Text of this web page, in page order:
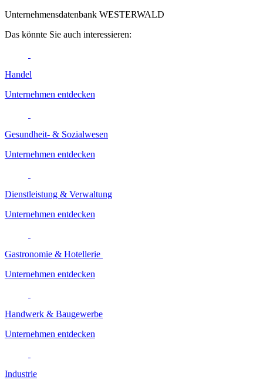
Unternehmensdatenbank WESTERWALD
Das könnte Sie auch interessieren:
Handel
Unternehmen entdecken
Gesundheit- & Sozialwesen
Unternehmen entdecken
Dienstleistung & Verwaltung
Unternehmen entdecken
Gastronomie & Hotellerie
Unternehmen entdecken
Handwerk & Baugewerbe
Unternehmen entdecken
Industrie